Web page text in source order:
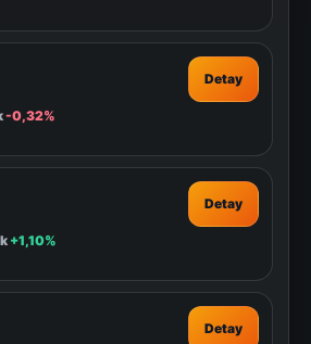
-0,32%
Detay
+1,10%
Detay
Detay